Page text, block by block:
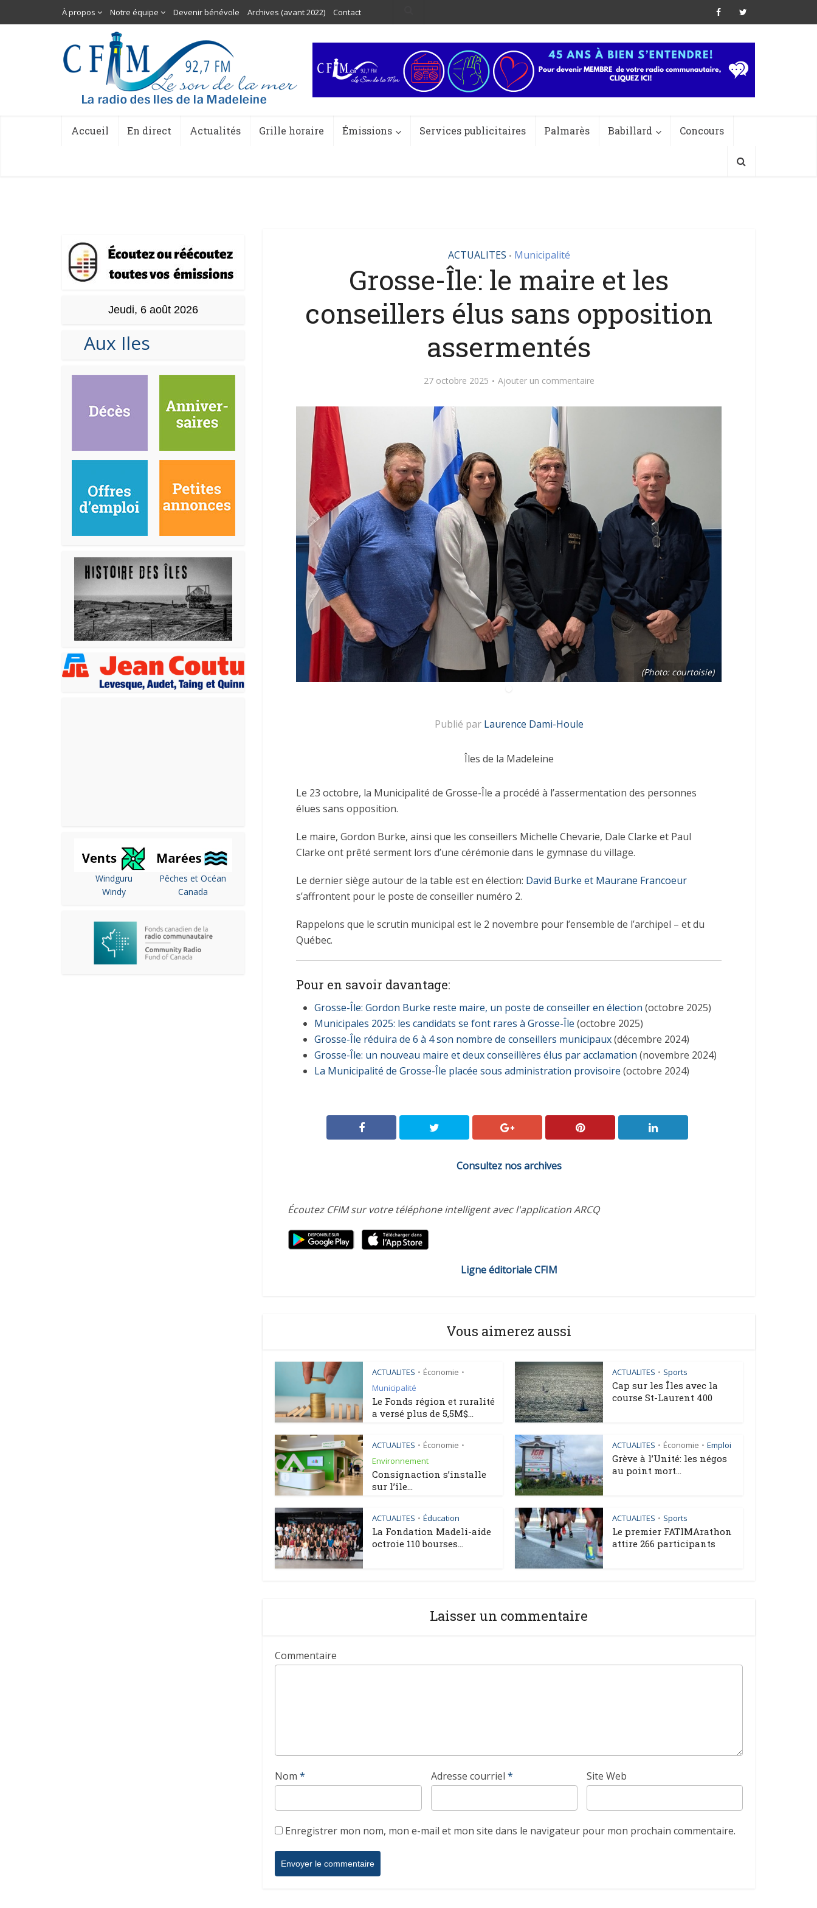
À propos Notre équipe Devenir bénévole Archives (avant 2022) Contact
Accueil En direct Actualités Grille horaire Émissions Services publicitaires Palmarès Babillard Concours
Jeudi, 6 août 2026
Aux Iles
Windguru
Windy
Pêches et Océan
Canada
ACTUALITES • Municipalité
Grosse-Île: le maire et les
conseillers élus sans opposition
assermentés
27 octobre 2025 Ajouter un commentaire
(Photo: courtoisie)
Publié par Laurence Dami-Houle
Îles de la Madeleine
Le 23 octobre, la Municipalité de Grosse-Île a procédé à l’assermentation des personnes
élues sans opposition.
Le maire, Gordon Burke, ainsi que les conseillers Michelle Chevarie, Dale Clarke et Paul
Clarke ont prêté serment lors d’une cérémonie dans le gymnase du village.
Le dernier siège autour de la table est en élection: David Burke et Maurane Francoeur
s’affrontent pour le poste de conseiller numéro 2.
Rappelons que le scrutin municipal est le 2 novembre pour l’ensemble de l’archipel – et du
Québec.
Pour en savoir davantage:
Grosse-Île: Gordon Burke reste maire, un poste de conseiller en élection (octobre 2025)
Municipales 2025: les candidats se font rares à Grosse-Île (octobre 2025)
Grosse-Île réduira de 6 à 4 son nombre de conseillers municipaux(décembre 2024)
Grosse-Île: un nouveau maire et deux conseillères élus par acclamation (novembre 2024)
La Municipalité de Grosse-Île placée sous administration provisoire (octobre 2024)
Consultez nos archives
Écoutez CFIM sur votre téléphone intelligent avec l'application ARCQ
Ligne éditoriale CFIM
Vous aimerez aussi
ACTUALITES • Économie •
Municipalité
Le Fonds région et ruralité
a versé plus de 5,5M$...
ACTUALITES • Sports
Cap sur les Îles avec la
course St-Laurent 400
ACTUALITES • Économie •
Environnement
Consignaction s’installe
sur l’île...
ACTUALITES • Économie • Emploi
Grève à l’Unité: les négos
au point mort...
ACTUALITES • Éducation
La Fondation Madeli-aide
octroie 110 bourses...
ACTUALITES • Sports
Le premier FATIMArathon
attire 266 participants
Laisser un commentaire
Commentaire
Nom * Adresse courriel * Site Web
Enregistrer mon nom, mon e-mail et mon site dans le navigateur pour mon prochain commentaire.